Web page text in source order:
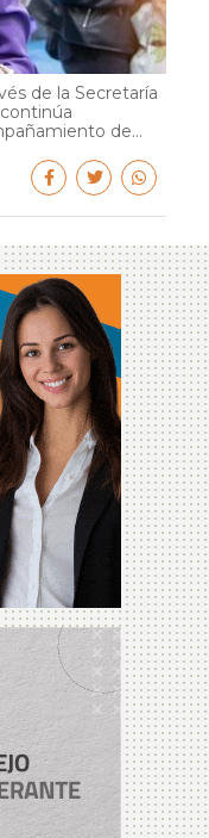
de la Secretaría
de...